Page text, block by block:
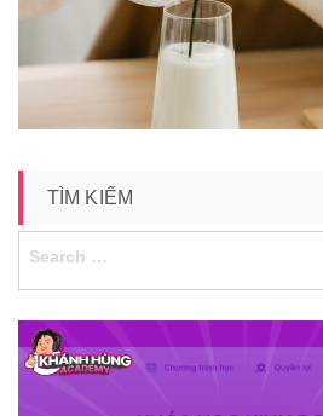
whisk
TÌM KIẾM
Search